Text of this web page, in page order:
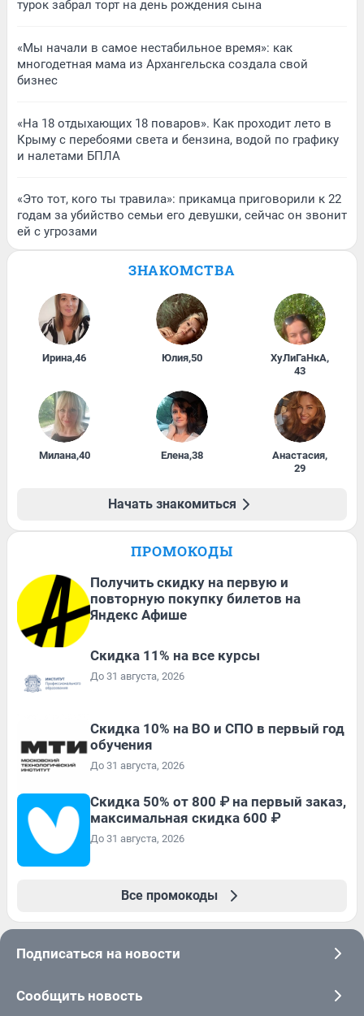
турок забрал торт на день рождения сына
«Мы начали в самое нестабильное время»: как
многодетная мама из Архангельска создала свой
бизнес
«На 18 отдыхающих 18 поваров». Как проходит лето в
Крыму с перебоями света и бензина, водой по графику
и налетами БПЛА
«Это тот, кого ты травила»: прикамца приговорили к 22
годам за убийство семьи его девушки, сейчас он звонит
ей с угрозами
ЗНАКОМСТВА
Ирина,46 Юлия,50 ХуЛиГаНкА,
43
Милана,40 Елена,38 Анастасия,
29
Начать знакомиться
ПРОМОКОДЫ
Получить скидку на первую и
повторную покупку билетов на
Яндекс Афише
Скидка 11% на все курсы
До 31 августа, 2026
Скидка 10% на ВО и СПО в первый год
обучения
До 31 августа, 2026
Скидка 50% от 800 ₽ на первый заказ,
максимальная скидка 600 ₽
До 31 августа, 2026
Все промокоды
Подписаться на новости
Сообщить новость